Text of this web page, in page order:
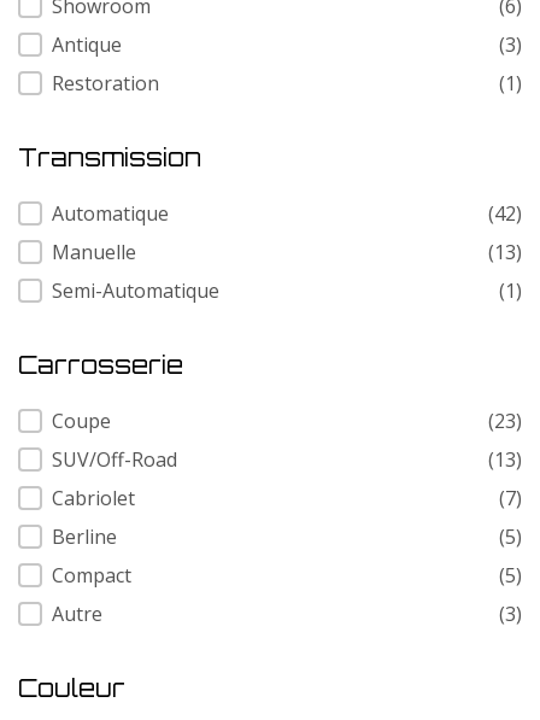
Showroom
(6)
Antique
(3)
Restoration
(1)
Transmission
Transmission
Automatique
(42)
Manuelle
(13)
Semi-Automatique
(1)
Carrosserie
Carrosserie
Coupe
(23)
SUV/Off-Road
(13)
Cabriolet
(7)
Berline
(5)
Compact
(5)
Autre
(3)
Couleur